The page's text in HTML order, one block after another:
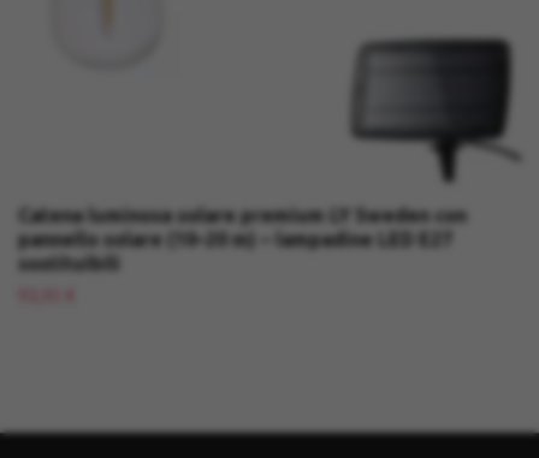
Catena luminosa solare premium LY Sweden con
pannello solare (10–20 m) – lampadine LED E27
sostituibili